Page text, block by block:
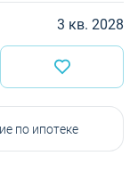
3 кв. 2028
по ипотеке